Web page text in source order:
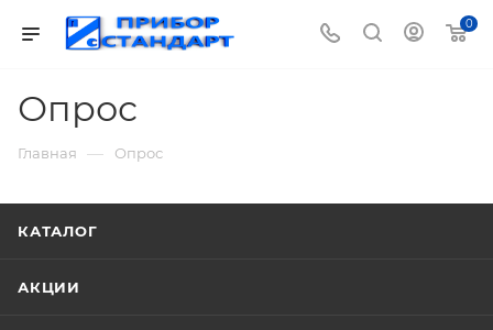
0
Опрос
Главная — Опрос
КАТАЛОГ
АКЦИИ